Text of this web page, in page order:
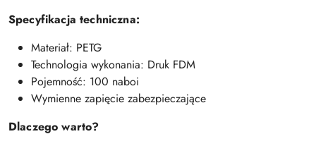
Specyfikacja techniczna:
Materiał: PETG
Technologia wykonania: Druk FDM
Pojemność: 100 naboi
Wymienne zapięcie zabezpieczające
Dlaczego warto?